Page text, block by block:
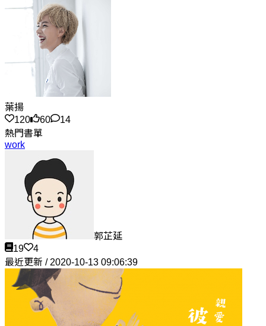
葉揚
120
60
14
熱門書單
work
郭芷延
19
4
最近更新 / 2020-10-13 09:06:39